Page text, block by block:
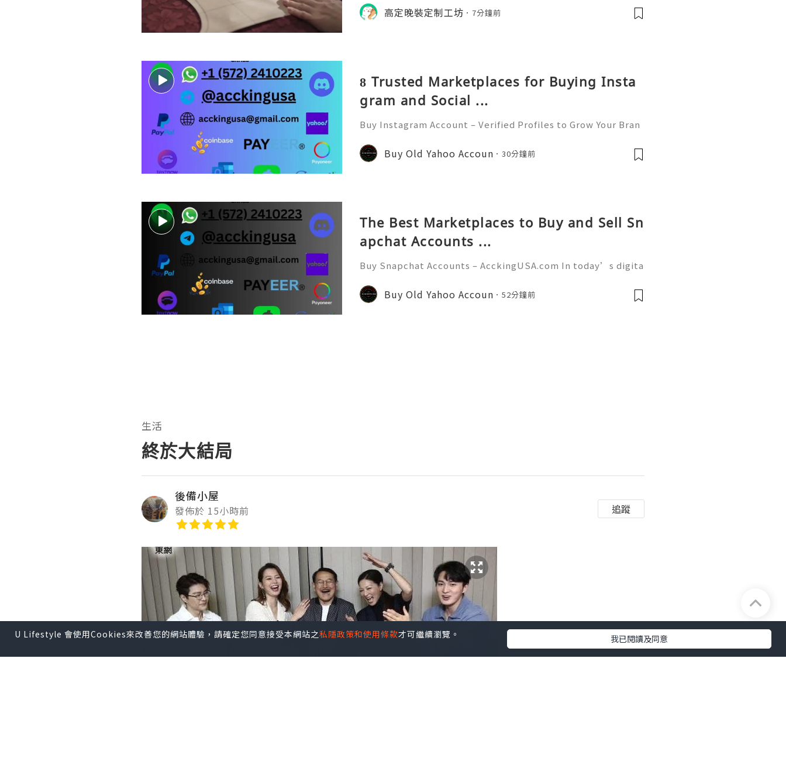
r to define waistline, shoulder strap and skirt shape. Follow
the whole handmade‑ma
高定晚裝定制工坊 7分鐘前
8 Trusted Marketplaces for Buying Insta
gram and Social ...
Buy Instagram Account – Verified Profiles to Grow Your Bran
e of the most powerful social media platforms for businesse
s, influencers, marketer
Buy Old Yahoo Accoun 30分鐘前
The Best Marketplaces to Buy and Sell Sn
apchat Accounts ...
Buy Snapchat Accounts – AcckingUSA.com In today’s digita
nication, branding, and marketing. AcckingUSA.com Snapch
at has become one of the most
Buy Old Yahoo Accoun 52分鐘前
生活
終於大結局
後備小屋
發佈於 15小時前 追蹤
U Lifestyle 會使用Cookies來改善您的網站體驗，請確定您同意接受本網站之私隱政策和使用條款才可繼續瀏覽。 我已閱讀及同意